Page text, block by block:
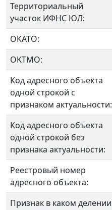
Территориальный
участок ИФНС ЮЛ:
ОКАТО:
OKTMO:
Код адресного объекта
одной строкой с
признаком актуальности:
Код адресного объекта
одной строкой без
признака актуальности:
Реестровый номер
адресного объекта:
Признак в каком делении